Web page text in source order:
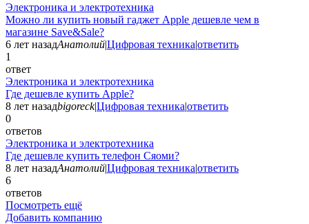
Электроника и электротехника
Можно ли купить новый гаджет Apple дешевле чем в
магазине Save&Sale?
6 лет назадАнатолий|Цифровая техника|ответить
1
ответ
Электроника и электротехника
Где дешевле купить Apple?
8 лет назадbigoreck|Цифровая техника|ответить
0
ответов
Электроника и электротехника
Где дешевле купить телефон Сяоми?
8 лет назадАнатолий|Цифровая техника|ответить
6
ответов
Посмотреть ещё
Добавить компанию